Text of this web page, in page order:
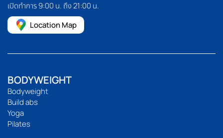
เปิดทำการ 9:00 น. ถึง 21:00 น.
Location Map
BODYWEIGHT
Bodyweight
Build abs
Yoga
Pilates